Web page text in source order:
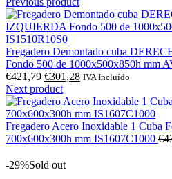
Fregadero Demontado cuba
Fondo 500 de 1000x500x850h mm
€421,79 O
preço
original
era:
€421,79.
€301,28O
atual
é:
€301,28.
IVA Incluído
Next product
Fregadero Acero Inoxidable 1 Cuba
700x600x300h mm IS1607C1000 €
-29%Sold out